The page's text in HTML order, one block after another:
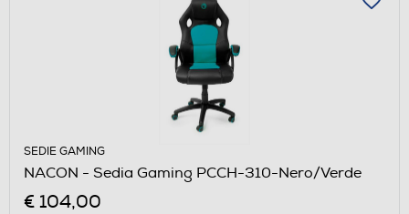
SEDIE GAMING
NACON - Sedia Gaming PCCH-310-Nero/Verde
€ 104,00